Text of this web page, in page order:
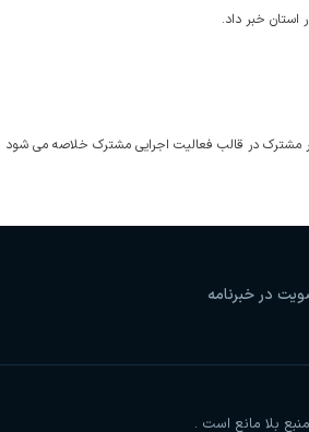
مشترک در قالب فعالیت اجرایی مشترک خلاصه می شود
در خبرنامه
بلا مانع است .